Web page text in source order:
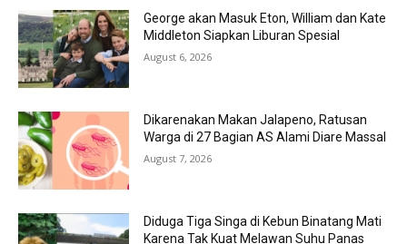
George akan Masuk Eton, William dan Kate
Middleton Siapkan Liburan Spesial
August 6, 2026
Dikarenakan Makan Jalapeno, Ratusan
Warga di 27 Bagian AS Alami Diare Massal
August 7, 2026
Diduga Tiga Singa di Kebun Binatang Mati
Karena Tak Kuat Melawan Suhu Panas